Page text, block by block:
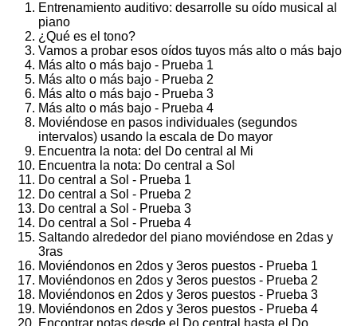
Entrenamiento auditivo: desarrolle su oído musical al
piano
¿Qué es el tono?
Vamos a probar esos oídos tuyos más alto o más bajo
Más alto o más bajo - Prueba 1
Más alto o más bajo - Prueba 2
Más alto o más bajo - Prueba 3
Más alto o más bajo - Prueba 4
Moviéndose en pasos individuales (segundos
intervalos) usando la escala de Do mayor
Encuentra la nota: del Do central al Mi
Encuentra la nota: Do central a Sol
Do central a Sol - Prueba 1
Do central a Sol - Prueba 2
Do central a Sol - Prueba 3
Do central a Sol - Prueba 4
Saltando alrededor del piano moviéndose en 2das y
3ras
Moviéndonos en 2dos y 3eros puestos - Prueba 1
Moviéndonos en 2dos y 3eros puestos - Prueba 2
Moviéndonos en 2dos y 3eros puestos - Prueba 3
Moviéndonos en 2dos y 3eros puestos - Prueba 4